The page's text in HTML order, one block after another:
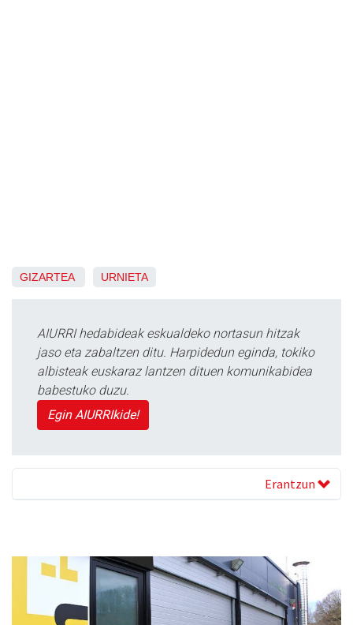
GIZARTEA URNIETA
AIURRI hedabideak eskualdeko nortasun hitzak
jaso eta zabaltzen ditu. Harpidedun eginda, tokiko
albisteak euskaraz lantzen dituen komunikabidea
babestuko duzu.
Egin AIURRIkide!
Erantzun